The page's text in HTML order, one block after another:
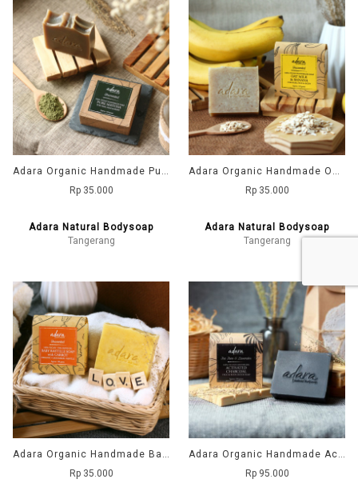
Adara Organic Handmade Pure Matcha Soap - Unscented
Rp 35.000
Adara Natural Bodysoap
Tangerang
Adara Organic Handmade Oat Milk & Banana Soap - Unscented
Rp 35.000
Adara Natural Bodysoap
Tangerang
Adara Organic Handmade Baby Bastille Soap with Carrot - Unscented
Rp 35.000
Adara Organic Handmade Activated Charcoal Soap - Tea Tree & Lavender
Rp 95.000